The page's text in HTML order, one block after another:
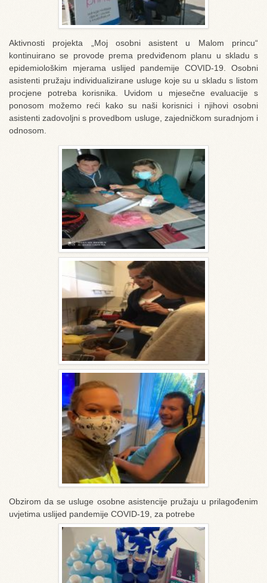
Aktivnosti projekta „Moj osobni asistent u Malom princu“
kontinuirano se provode prema predviđenom planu u skladu s
epidemiološkim mjerama uslijed pandemije COVID-19. Osobni
asistenti pružaju individualizirane usluge koje su u skladu s listom
procjene potreba korisnika. Uvidom u mjesečne evaluacije s
ponosom možemo reći kako su naši korisnici i njihovi osobni
asistenti zadovoljni s provedbom usluge, zajedničkom suradnjom i
odnosom.
Obzirom da se usluge osobne asistencije pružaju u prilagođenim
uvjetima uslijed pandemije COVID-19, za potrebe